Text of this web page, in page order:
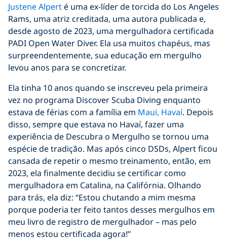
Justene Alperté uma ex-líder de torcida do Los Angeles
Rams, uma atriz creditada, uma autora publicada e,
desde agosto de 2023, uma mergulhadora certificada
PADI Open Water Diver. Ela usa muitos chapéus, mas
surpreendentemente, sua educação em mergulho
levou anos para se concretizar.
Ela tinha 10 anos quando se inscreveu pela primeira
vez no programa Discover Scuba Diving enquanto
estava de férias com a família em Maui, Havaí. Depois
disso, sempre que estava no Havaí, fazer uma
experiência de Descubra o Mergulho se tornou uma
espécie de tradição. Mas após cinco DSDs, Alpert ficou
cansada de repetir o mesmo treinamento, então, em
2023, ela finalmente decidiu se certificar como
mergulhadora em Catalina, na Califórnia. Olhando
para trás, ela diz: “Estou chutando a mim mesma
porque poderia ter feito tantos desses mergulhos em
meu livro de registro de mergulhador – mas pelo
menos estou certificada agora!”